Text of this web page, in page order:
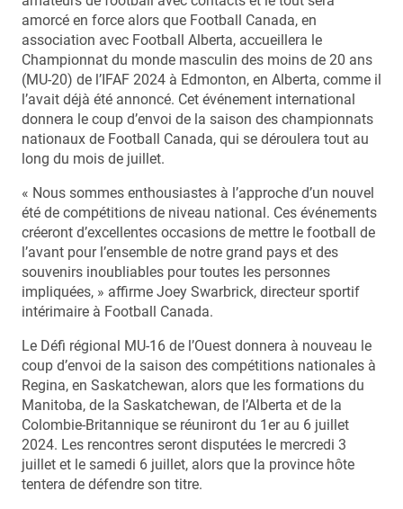
amorcé en force alors que Football Canada, en
association avec Football Alberta, accueillera le
Championnat du monde masculin des moins de 20 ans
(MU-20) de l’IFAF 2024 à Edmonton, en Alberta, comme il
l’avait déjà été annoncé. Cet événement international
donnera le coup d’envoi de la saison des championnats
nationaux de Football Canada, qui se déroulera tout au
long du mois de juillet.
« Nous sommes enthousiastes à l’approche d’un nouvel
été de compétitions de niveau national. Ces événements
créeront d’excellentes occasions de mettre le football de
l’avant pour l’ensemble de notre grand pays et des
souvenirs inoubliables pour toutes les personnes
impliquées, » affirme Joey Swarbrick, directeur sportif
intérimaire à Football Canada.
Le Défi régional MU-16 de l’Ouest donnera à nouveau le
coup d’envoi de la saison des compétitions nationales à
Regina, en Saskatchewan, alors que les formations du
Manitoba, de la Saskatchewan, de l’Alberta et de la
Colombie-Britannique se réuniront du 1er au 6 juillet
2024. Les rencontres seront disputées le mercredi 3
juillet et le samedi 6 juillet, alors que la province hôte
tentera de défendre son titre.